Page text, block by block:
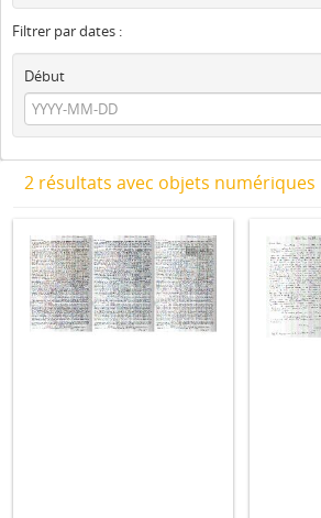
Filtrer par dates :
Début
2 résultats avec objets numériques